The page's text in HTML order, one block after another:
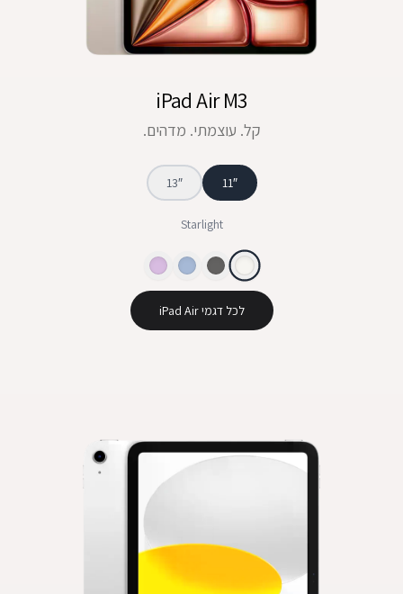
iPad Air M3
קל. עוצמתי. מדהים.
11″
13″
Starlight
לכל דגמי iPad Air